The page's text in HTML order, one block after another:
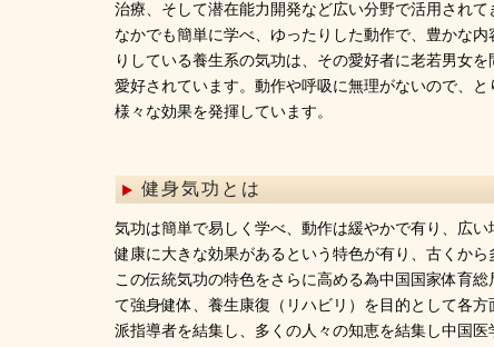
治療、そして潜在能力開発など広い分野で活用されて
なかでも簡単に学べ、ゆったりした動作で、豊かな
りしている養生系の気功は、その愛好者に老若男女
愛好されています。動作や呼吸に無理がないので、
様々な効果を発揮しています。
健身気功とは
気功は簡単で易しく学べ、動作は緩やかで有り、広
健康に大きな効果があるという特色が有り、古くから
この伝統気功の特色をさらに高める為中国国家体育
て強身健体、養生康復（リハビリ）を目的として各
派指導者を結集し、多くの人々の知恵を結集し中国